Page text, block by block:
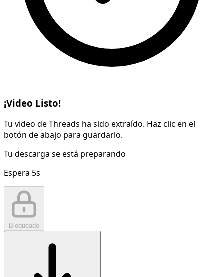
¡Video Listo!
Tu video de Threads ha sido extraído. Haz clic en el
botón de abajo para guardarlo.
Tu descarga se está preparando
Espera 5s
Bloqueado